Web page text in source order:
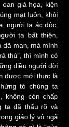
giá họa, kiện
mạt luôn, khỏi
người ta ác độc,
ta bất thiện,
dã man, mà mình
thù”, thì mình có
điều người đời
được mới thực là
tỏ chúng ta
không còn chấp
ta đã thấu rõ và
giáo lý vô ngã